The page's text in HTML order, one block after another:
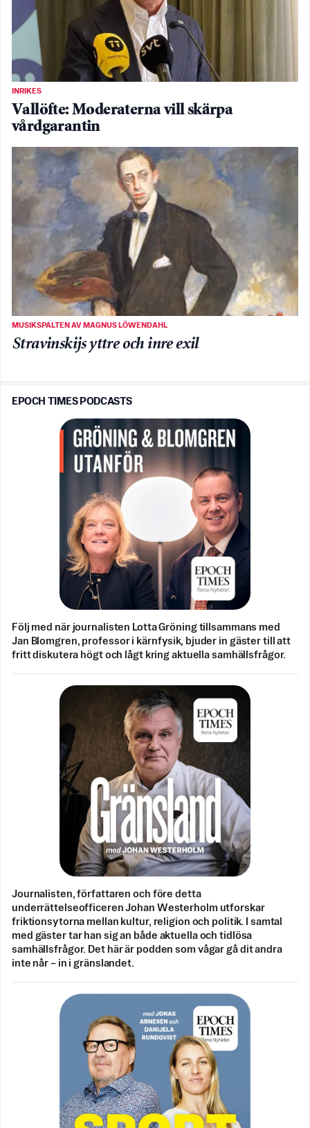
INRIKES
Vallöfte: Moderaterna vill skärpa
vårdgarantin
MUSIKSPALTEN AV MAGNUS LÖWENDAHL
Stravinskijs yttre och inre exil
EPOCH TIMES PODCASTS
Följ med när journalisten Lotta Gröning tillsammans med
Jan Blomgren, professor i kärnfysik, bjuder in gäster till att
fritt diskutera högt och lågt kring aktuella samhällsfrågor.
Journalisten, författaren och före detta
underrättelseofficeren Johan Westerholm utforskar
friktionsytorna mellan kultur, religion och politik. I samtal
med gäster tar han sig an både aktuella och tidlösa
samhällsfrågor. Det här är podden som vågar gå dit andra
inte når – in i gränslandet.